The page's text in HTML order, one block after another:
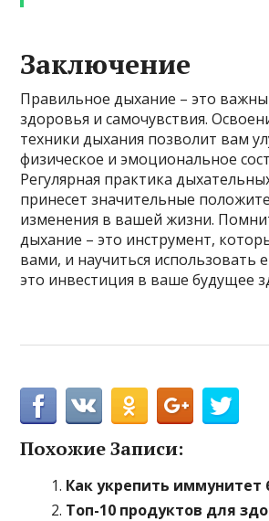
Заключение
Правильное дыхание – это
здоровья и самочувствия.
техники дыхания позволит вам
физическое и эмоциональное
Регулярная практика
принесет значительные
изменения в вашей жизни.
дыхание – это инструмент,
вами, и научиться использовать
это инвестиция в ваше будущее
Похожие Записи:
Как укрепить иммунитет
Топ-10 продуктов для